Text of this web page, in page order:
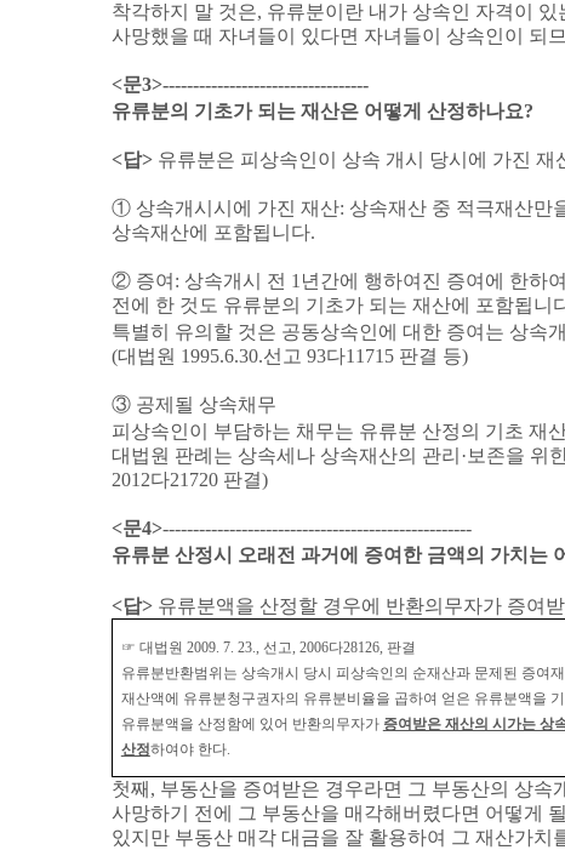
착각하지 말 것은, 유류분이란 내가 상속인 자격이 있
사망했을 때 자녀들이 있다면 자녀들이 상속인이 되
<문3>----------------------------------
유류분의 기초가 되는 재산은 어떻게 산정하나요?
<답> 유류분은 피상속인이 상속 개시 당시에 가진
① 상속개시시에 가진 재산: 상속재산 중 적극재산만
상속재산에 포함됩니다.
② 증여 : 상속개시 전 1 년간에 행하여진 증여에 한하
전에 한 것도 유류분의 기초가 되는 재산에 포함됩니
특별히 유의할 것은 공동상속인에 대한 증여는 상속
(대법원 1995.6.30.선고 93다11715 판결 등)
③ 공제될 상속채무
피상속인이 부담하는 채무는 유류분 산정의 기초 재
대법원 판례는 상속세나 상속재산의 관리 · 보존을 위
2012다21720 판결)
<문4>---------------------------------------------------
유류분 산정시 오래전 과거에 증여한 금액의 가치는
<답> 유류분액을 산정할 경우에 반환의무자가 증여
☞ 대법원 2009. 7. 23., 선고, 2006다28126, 판결
유류분반환범위는 상속개시 당시 피상속인의 순재산과 문제된 증여
재산액에 유류분청구권자의 유류분비율을 곱하여 얻은 유류분액을
유류분액을 산정함에 있어 반환의무자가 증여받은 재산의 시가는 상
산정하여야 한다.
첫째 , 부동산을 증여받은 경우라면 그 부동산의 상속
사망하기 전에 그 부동산을 매각해버렸다면 어떻게
있지만 부동산 매각 대금을 잘 활용하여 그 재산가